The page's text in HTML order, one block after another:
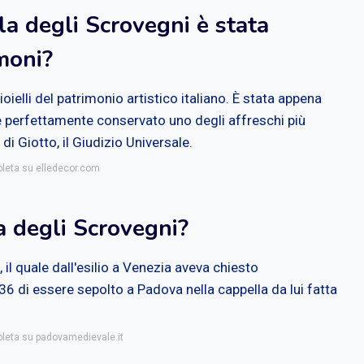
degli Scrovegni è stata
del patrimonio artistico italiano. È stata appena
conservato uno degli affreschi più
Giotto, il Giudizio Universale.
su elledecor.com
degli Scrovegni?
quale dall'esilio a Venezia aveva chiesto
di essere sepolto a Padova nella cappella da lui fatta
su padovamedievale.it